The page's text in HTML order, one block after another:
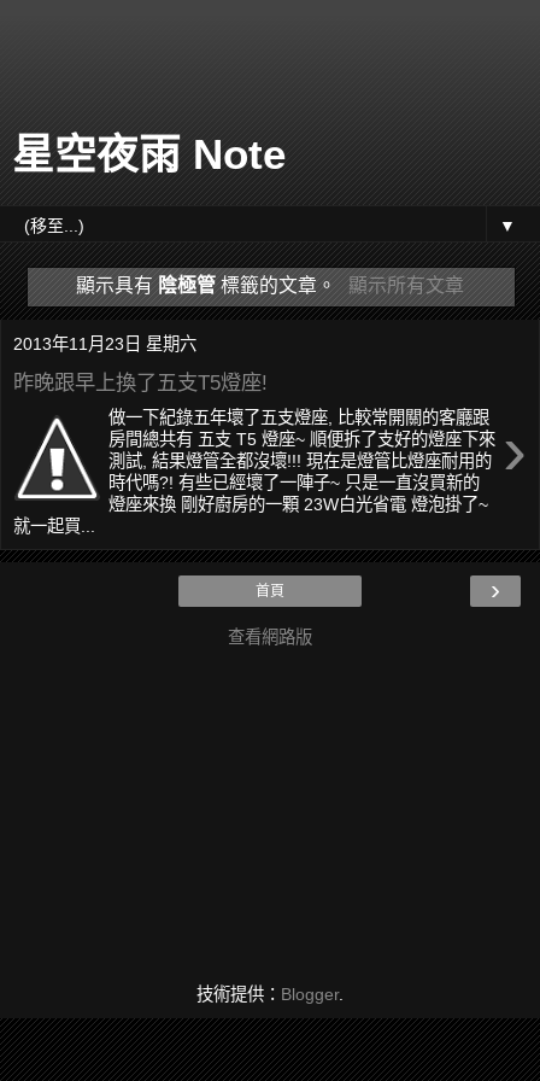
星空夜雨 Note
▼
顯示具有 陰極管標籤的文章。 顯示所有文章
2013年11月23日 星期六
昨晚跟早上換了五支T5燈座!
›
做一下紀錄五年壞了五支燈座, 比較常開關的客廳跟
房間總共有 五支 T5 燈座~ 順便拆了支好的燈座下來
測試, 結果燈管全都沒壞!!! 現在是燈管比燈座耐用的
時代嗎?! 有些已經壞了一陣子~ 只是一直沒買新的
燈座來換 剛好廚房的一顆 23W白光省電 燈泡掛了~
就一起買...
›
首頁
查看網路版
技術提供： Blogger.